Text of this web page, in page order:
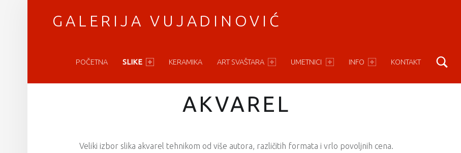
GALERIJA VUJADINOVIĆ
POČETNA SLIKE KERAMIKA ART SVAŠTARA UMETNICI INFO KONTAKT
AKVAREL
Veliki izbor slika akvarel tehnikom od više autora, različitih formata i vrlo povoljnih cena.